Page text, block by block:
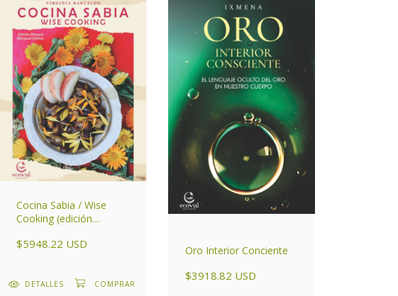
Cocina Sabia / Wise
Cooking (edición
$5948.22 USD
DETALLES
Oro Interior Conciente
$3918.82 USD